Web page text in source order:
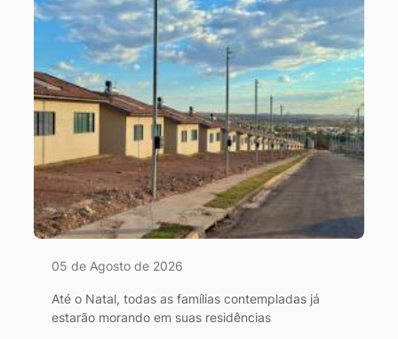
05 de Agosto de 2026
Até o Natal, todas as famílias contempladas já
estarão morando em suas residências